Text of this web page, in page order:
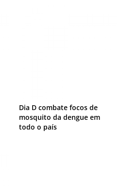
Dia D combate focos de
mosquito da dengue em
todo o país